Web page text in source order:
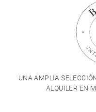
UNA AMPLIA
ALQUILER EN